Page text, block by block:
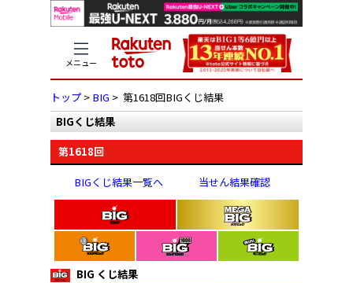
メニュー
トップ > BIG > 第1618回BIGくじ結果
BIGくじ結果
第1618回
BIGくじ結果一覧へ 当せん結果確認
BIG くじ結果